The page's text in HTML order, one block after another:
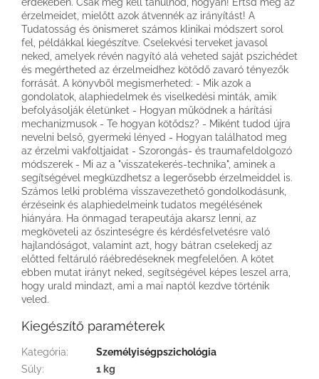
érzelmeidet, mielőtt azok átvennék az irányítást! A
Tudatosság és önismeret számos klinikai módszert sorol
fel, példákkal kiegészítve. Cselekvési terveket javasol
neked, amelyek révén nagyító alá veheted saját pszichédet
és megértheted az érzelmeidhez kötődő zavaró tényezők
forrását. A könyvből megismerheted: - Mik azok a
gondolatok, alaphiedelmek és viselkedési minták, amik
befolyásolják életünket - Hogyan működnek a hárítási
mechanizmusok - Te hogyan kötődsz? - Miként tudod újra
nevelni belső, gyermeki lényed - Hogyan találhatod meg
az érzelmi vakfoltjaidat - Szorongás- és traumafeldolgozó
módszerek - Mi az a "visszatekerés-technika", aminek a
segítségével megküzdhetsz a legerősebb érzelmeiddel is.
Számos lelki probléma visszavezethető gondolkodásunk,
érzéseink és alaphiedelmeink tudatos megélésének
hiányára. Ha önmagad terapeutája akarsz lenni, az
megköveteli az őszinteségre és kérdésfelvetésre való
hajlandóságot, valamint azt, hogy bátran cselekedj az
előtted feltáruló ráébredéseknek megfelelően. A kötet
ebben mutat irányt neked, segítségével képes leszel arra,
hogy urald mindazt, ami a mai naptól kezdve történik
veled.
Kiegészítő paraméterek
Kategória:
Személyiségpszichológia
Súly:
1 kg